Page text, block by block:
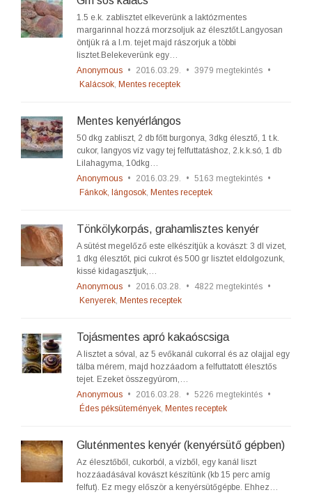
1.5 e.k. zablisztet elkeverünk a laktózmentes
margarinnal hozzá morzsoljuk az élesztőt.Langyosan
öntjük rá a l.m. tejet majd rászorjuk a többi
lisztet.Belekeverünk egy…
Anonymous • 2016.03.29. • 3979 megtekintés •
Kalácsok, Mentes receptek
Mentes kenyérlángos
50 dkg zabliszt, 2 db főtt burgonya, 3dkg élesztő, 1 t.k.
cukor, langyos víz vagy tej felfuttatáshoz, 2.k.k.só, 1 db
Lilahagyma, 10dkg…
Anonymous • 2016.03.29. • 5163 megtekintés •
Fánkok, lángosok, Mentes receptek
Tönkölykorpás, grahamlisztes kenyér
A sütést megelőző este elkészítjük a kovászt: 3 dl vizet,
1 dkg élesztőt, pici cukrot és 500 gr lisztet eldolgozunk,
kissé kidagasztjuk,…
Anonymous • 2016.03.28. • 4822 megtekintés •
Kenyerek, Mentes receptek
Tojásmentes apró kakaóscsiga
A lisztet a sóval, az 5 evőkanál cukorral és az olajjal egy
tálba mérem, majd hozzáadom a felfuttatott élesztős
tejet. Ezeket összegyúrom,…
Anonymous • 2016.03.28. • 5226 megtekintés •
Édes péksütemények, Mentes receptek
Gluténmentes kenyér (kenyérsütő gépben)
Az élesztőből, cukorból, a vízből, egy kanál liszt
hozzáadásával kovászt készítünk (kb 15 perc amíg
felfut). Ez megy először a kenyérsütőgépbe. Ehhez…